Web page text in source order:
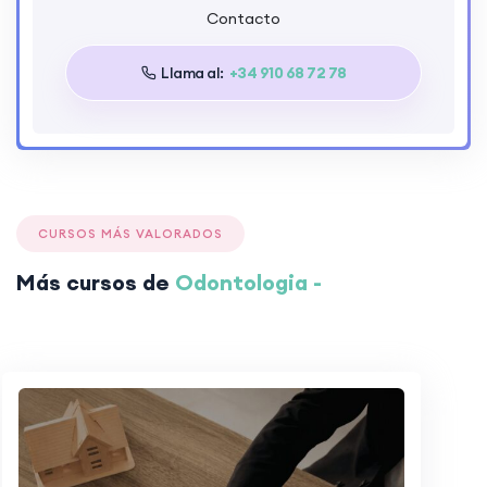
Contacto
Llama al: +34 910 68 72 78
CURSOS MÁS VALORADOS
Más cursos de Odontologia -